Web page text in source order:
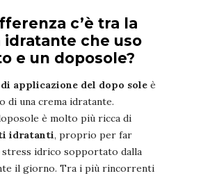
c’è tra la
idratante che uso
e un doposole?
applicazione del dopo sole è
di una crema idratante.
è molto più ricca di
idratanti, proprio per far
idrico sopportato dalla
il giorno. Tra i più rincorrenti